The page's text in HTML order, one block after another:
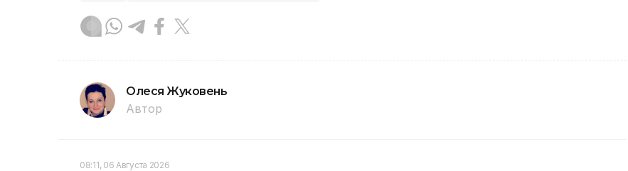
Олеся Жуковень
Автор
08:11, 06 Августа 2026